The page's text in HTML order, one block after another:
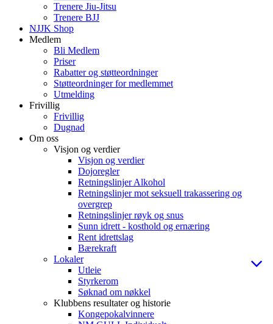
Trenere Jiu-Jitsu
Trenere BJJ
NJJK Shop
Medlem
Bli Medlem
Priser
Rabatter og støtteordninger
Støtteordninger for medlemmet
Utmelding
Frivillig
Frivillig
Dugnad
Om oss
Visjon og verdier
Visjon og verdier
Dojoregler
Retningslinjer Alkohol
Retningslinjer mot seksuell trakassering og
overgrep
Retningslinjer røyk og snus
Sunn idrett - kosthold og ernæring
Rent idrettslag
Bærekraft
Lokaler
Utleie
Styrkerom
Søknad om nøkkel
Klubbens resultater og historie
Kongepokalvinnere